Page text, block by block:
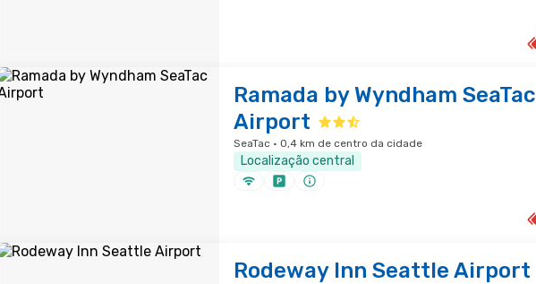
Ramada by Wyndham SeaTac
Airport
SeaTac · 0,4 km de centro da cidade
Localização central
Rodeway Inn Seattle Airport